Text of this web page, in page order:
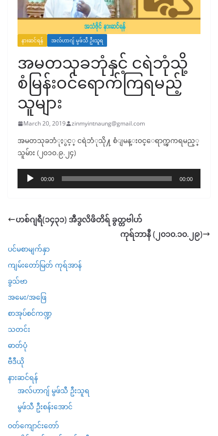
နားဆင်ရန် အလ်ဟာဂျ် မွဖ်သီ ဦးသူရ
အမတသုခဘုံနှင့် ငရဲဘုံသို့
စံမြန်းဝင်ရောက်ကြရမည့်
သူများ
March 20, 2019 zinmyintnaung@gmail.com
အမတသုခဘံုႏွင့္ ငရဲဘံုသို႔ စံျမန္း၀င္ေရာက္ၾကရမည့္
သူမ်ား (၂၀၁၀.၉.၂၄)
Audio
Player
00:00 00:00
ဟစ်ဂျရီ(၁၄၃၁) အီဒွလိဖိတိရ် ခွတ္တဗါဟ်
ကုရ်ဘာနီ (၂၀၁၀.၁၀.၂၉)
ပင်မစာမျက်နှာ
ကျမ်းတော်မြတ် ကုရ်အာန်
ခွသ်ဗာ
အမေး/အဖြေ
စာအုပ်စင်ကဏ္ဍ
သတင်း
ဓာတ်ပုံ
ဗီဒီယို
နားဆင်ရန်
အလ်ဟာဂျ် မွဖ်သီ ဦးသူရ
မွဖ်သီ ဦးစန်းအောင်
ဝတ်ကျောင်းတော်